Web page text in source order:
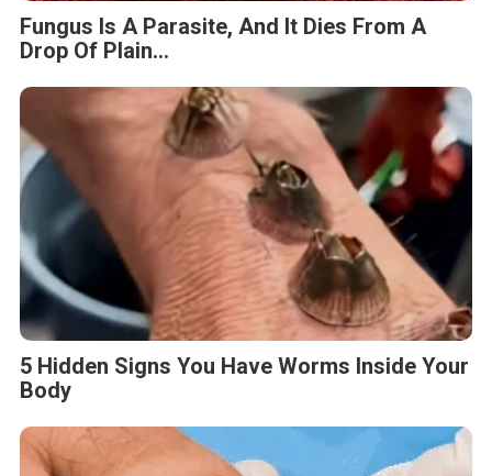
Fungus Is A Parasite, And It Dies From A
Drop Of Plain...
5 Hidden Signs You Have Worms Inside Your
Body